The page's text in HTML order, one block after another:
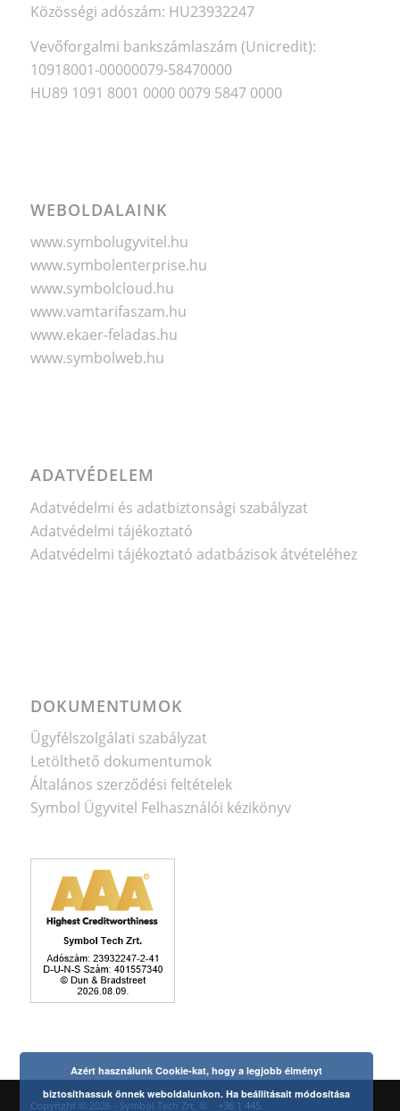
Közösségi adószám: HU23932247
Vevőforgalmi bankszámlaszám (Unicredit):
10918001-00000079-58470000
HU89 1091 8001 0000 0079 5847 0000
WEBOLDALAINK
www.symbolugyvitel.hu
www.symbolenterprise.hu
www.symbolcloud.hu
www.vamtarifaszam.hu
www.ekaer-feladas.hu
www.symbolweb.hu
ADATVÉDELEM
Adatvédelmi és adatbiztonsági szabályzat
Adatvédelmi tájékoztató
Adatvédelmi tájékoztató adatbázisok átvételéhez
DOKUMENTUMOK
Ügyfélszolgálati szabályzat
Letölthető dokumentumok
Általános szerződési feltételek
Symbol Ügyvitel Felhasználói kézikönyv
Copyright © 2026 - Symbol Tech Zrt. © +36 1 445
Azért használunk Cookie-kat, hogy a legjobb élményt
biztosíthassuk önnek weboldalunkon. Ha beállításait módosítása